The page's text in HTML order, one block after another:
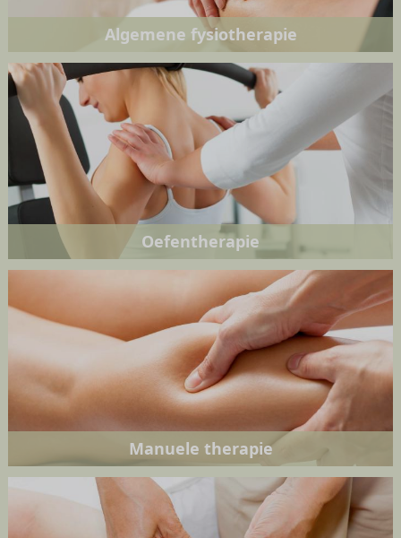
Algemene fysiotherapie
Oefentherapie
Manuele therapie